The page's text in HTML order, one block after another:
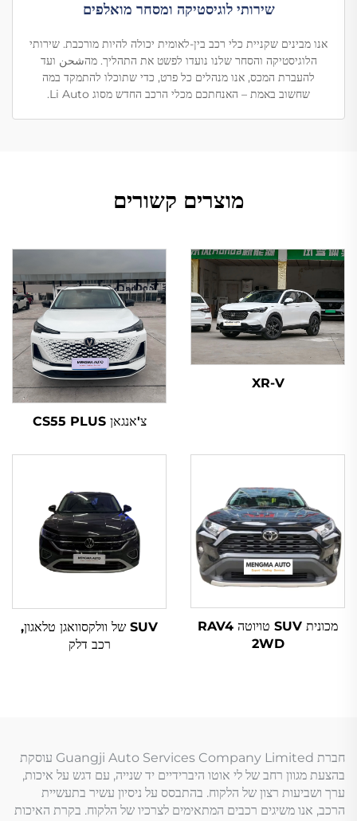
שירותי לוגיסטיקה ומסחר מואלפים
אנו מבינים שקניית כלי רכב בין-לאומית יכולה להיות מורכבת. שירותי
הלוגיסטיקה והסחר שלנו נועדו לפשט את התהליך. מהشحن ועד
להעברת המכס, אנו מנהלים כל פרט, כדי שתוכלו להתמקד במה
שחשוב באמת – האנחתכם מכלי הרכב החדש מסוג Li Auto.
מוצרים קשורים
XR-V
צ'אנגאן CS55 PLUS
מכונית SUV טויוטה RAV4
2WD
SUV של וולקסוואגן טלאגון,
רכב דלק
חברת Guangji Auto Services Company Limited עוסקת
בהצעת מגוון רחב של לי אוטו היברידיים יד שנייה, עם דגש על איכות,
ערך ושביעות רצון של הלקוח. בהתבסס על ניסיון עשיר בתעשיית
הרכב, אנו משיגים רכבים המתאימים לצרכיו של הלקוח. בקרת האיכות